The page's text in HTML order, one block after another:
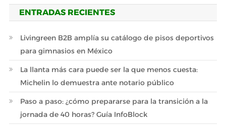
ENTRADAS RECIENTES
Livingreen B2B amplía su catálogo de pisos deportivos
para gimnasios en México
La llanta más cara puede ser la que menos cuesta:
Michelin lo demuestra ante notario público
Paso a paso: ¿cómo prepararse para la transición a la
jornada de 40 horas? Guía InfoBlock